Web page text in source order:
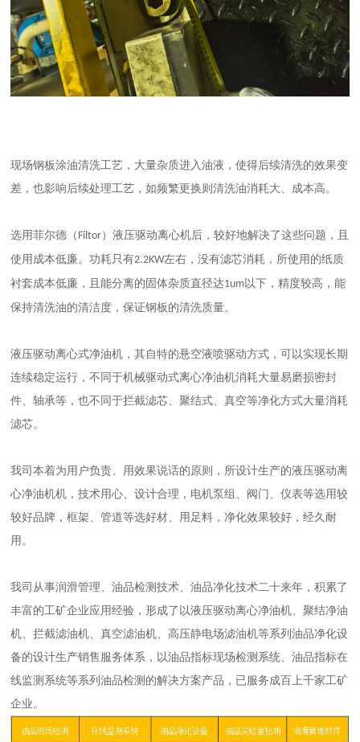
现场钢板涂油清洗工艺，大量杂质进入油液，使得后续清洗的效果变
差，也影响后续处理工艺，如频繁更换则清洗油消耗大、成本高。
选用菲尔德（ Filtor）液压驱动离心机后，较好地解决了这些问题，且
使用成本低廉。功耗只有2.2KW左右，没有滤芯消耗，所使用的纸质
衬套成本低廉，且能分离的固体杂质直径达1um以下，精度较高，能
保持清洗油的清洁度，保证钢板的清洗质量。
液压驱动离心式净油机，其自特的悬空液喷驱动方式，可以实现长期
连续稳定运行，不同于机械驱动式离心净油机消耗大量易磨损密封
件、轴承等，也不同于拦截滤芯、聚结式、真空等净化方式大量消耗
滤芯。
我司本着为用户负责、用效果说话的原则，所设计生产的液压驱动离
心净油机机，技术用心、设计合理，电机泵组、阀门、仪表等选用较
较好品牌，框架、管道等选好材、用足料，净化效果较好，经久耐
用。
我司从事润滑管理、油品检测技术、油品净化技术二十来年，积累了
丰富的工矿企业应用经验，形成了以液压驱动离心净油机、聚结净油
机、拦截滤油机、真空滤油机、高压静电场滤油机等系列油品净化设
备的设计生产销售服务体系，以油品指标现场检测系统、油品指标在
线监测系统等系列油品检测的解决方案产品，已服务成百上千家工矿
企业。